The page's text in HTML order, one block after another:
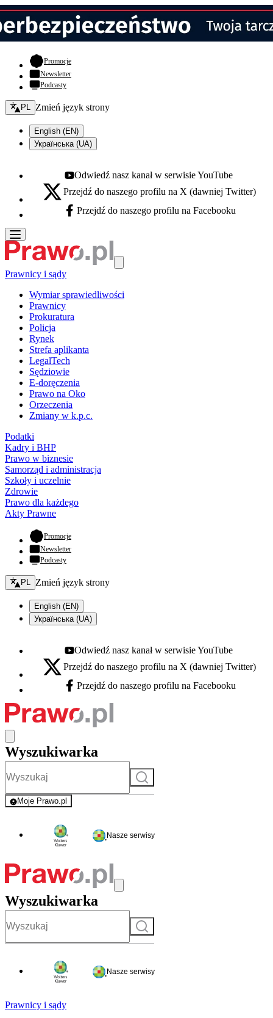
Promocje- otwiera się w nowej karcie
Newsletter
Podcasty
Zmień język - bieżący:
PL Zmień język strony
English (EN)
Українська (UA)
Youtube - otwiera się w nowej karcie
Odwiedź nasz kanał w serwisie YouTube
X - otwiera się w nowej karcie
Przejdź do naszego profilu na X (dawniej Twitter)
Facebook - otwiera się w nowej karcie
Przejdź do naszego profilu na Facebooku
Prawnicy i sądy
Wymiar sprawiedliwości
Prawnicy
Prokuratura
Policja
Rynek
Strefa aplikanta
LegalTech
Sędziowie
E-doręczenia
Prawo na Oko
Orzeczenia
Zmiany w k.p.c.
Podatki
Kadry i BHP
Prawo w biznesie
Samorząd i administracja
Szkoły i uczelnie
Zdrowie
Prawo dla każdego
Akty Prawne
Promocje- otwiera się w nowej karcie
Newsletter
Podcasty
Zmień język - bieżący:
PL Zmień język strony
English (EN)
Українська (UA)
Youtube - otwiera się w nowej karcie
Odwiedź nasz kanał w serwisie YouTube
X - otwiera się w nowej karcie
Przejdź do naszego profilu na X (dawniej Twitter)
Facebook - otwiera się w nowej karcie
Przejdź do naszego profilu na Facebooku
Wyszukiwarka
Szukaj
Moje Prawo.pl
- rejestracja i logowanie do serwisu
Nasze serwisy
Wyszukiwarka
Szukaj
Nasze serwisy
Prawnicy i sądy